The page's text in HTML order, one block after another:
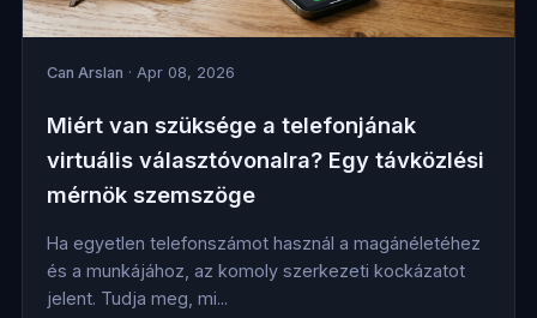
Can Arslan · Apr 08, 2026
Miért van szüksége a telefonjának
virtuális választóvonalra? Egy távközlési
mérnök szemszöge
Ha egyetlen telefonszámot használ a magánéletéhez
és a munkájához, az komoly szerkezeti kockázatot
jelent. Tudja meg, mi...